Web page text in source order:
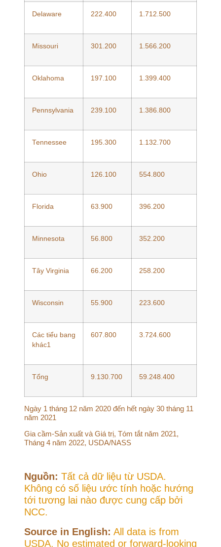
Delaware 222.400 1.712.500
Missouri 301.200 1.566.200
Oklahoma 197.100 1.399.400
Pennsylvania 239.100 1.386.800
Tennessee 195.300 1.132.700
Ohio 126.100 554.800
Florida 63.900 396.200
Minnesota 56.800 352.200
Tây Virginia 66.200 258.200
Wisconsin 55.900 223.600
Các tiểu bang
khác1
607.800 3.724.600
Tổng 9.130.700 59.248.400
Ngày 1 tháng 12 năm 2020 đến hết ngày 30 tháng 11
năm 2021
Gia cầm-Sản xuất và Giá trị, Tóm tắt năm 2021,
Tháng 4 năm 2022, USDA/NASS
Nguồn: Tất cả dữ liệu từ USDA.
Không có số liệu ước tính hoặc hướng
tới tương lai nào được cung cấp bởi
NCC.
Source in English: All data is from
USDA. No estimated or forward-looking